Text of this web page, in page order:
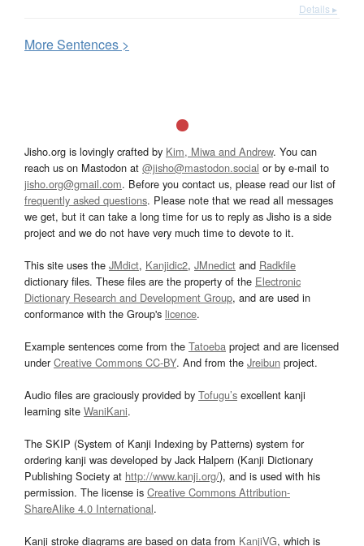
Details ▸
MoreSentences >
Jisho.org is lovingly crafted by Kim, Miwa and Andrew. You can
reach us on Mastodon at @jisho@mastodon.social or by e-mail to
jisho.org@gmail.com. Before you contact us, please read our list of
frequently asked questions. Please note that we read all messages
we get, but it can take a long time for us to reply as Jisho is a side
project and we do not have very much time to devote to it.
This site uses the JMdict, Kanjidic2, JMnedict and Radkfile
dictionary files. These files are the property of the Electronic
Dictionary Research and Development Group, and are used in
conformance with the Group's licence.
Example sentences come from the Tatoeba project and are licensed
underCreative Commons CC-BY. And from the Jreibun project.
Audio files are graciously provided by Tofugu’s excellent kanji
learning site WaniKani.
The SKIP (System of Kanji Indexing by Patterns) system for
ordering kanji was developed by Jack Halpern (Kanji Dictionary
Publishing Society at http://www.kanji.org/), and is used with his
permission. The license is Creative Commons Attribution-
ShareAlike 4.0 International.
Kanji stroke diagrams are based on data from KanjiVG, which is